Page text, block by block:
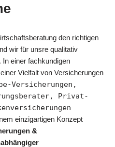
den richtigen
wir für unsre qualitativ
In einer fachkundigen
Vielfalt von Versicherungen
Versicherungen,
Privat-
einzigartigen Konzept
&